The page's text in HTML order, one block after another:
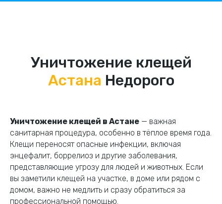
Уничтожение клещей
Астана Недорого
Уничтожение клещей в Астане — важная
санитарная процедура, особенно в тёплое время года.
Клещи переносят опасные инфекции, включая
энцефалит, боррелиоз и другие заболевания,
представляющие угрозу для людей и животных. Если
вы заметили клещей на участке, в доме или рядом с
домом, важно не медлить и сразу обратиться за
профессиональной помощью.